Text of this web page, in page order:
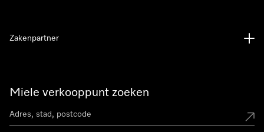
Miele verkooppunt zoeken
Zakenpartner